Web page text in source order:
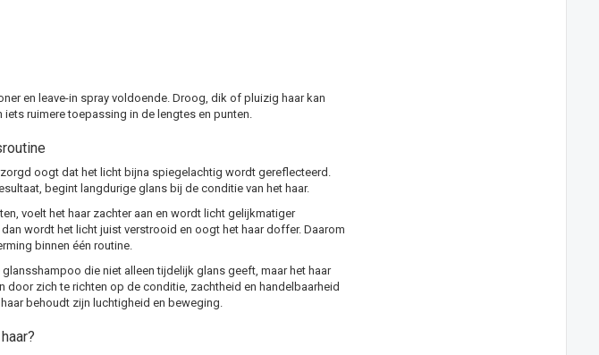
en leave-in spray voldoende. Droog, dik of pluizig haar kan
ruimere toepassing in de lengtes en punten.
oogt dat het licht bijna spiegelachtig wordt gereflecteerd.
begint langdurige glans bij de conditie van het haar.
voelt het haar zachter aan en wordt licht gelijkmatiger
wordt het licht juist verstrooid en oogt het haar doffer. Daarom
binnen één routine.
die niet alleen tijdelijk glans geeft, maar het haar
door zich te richten op de conditie, zachtheid en handelbaarheid
behoudt zijn luchtigheid en beweging.